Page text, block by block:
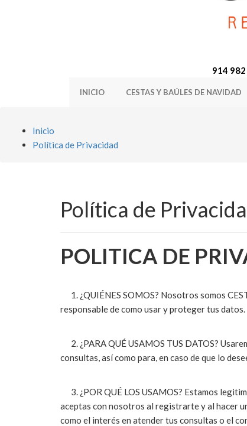
914
INICIO CESTAS Y BAÚLES DE NAVIDAD
Inicio
Política de Privacidad
Política de
POLITICA DE
1. ¿QUIÉNES SOMOS? Nosotros somos
responsable de como usar y proteger tus datos.
2. ¿PARA QUÉ USAMOS TUS DATOS?
consultas, así como para, en caso de que lo
3. ¿POR QUÉ LOS USAMOS? Estamos
aceptas con nosotros al registrarte y al hacer
como el interés en atender tus consultas o el